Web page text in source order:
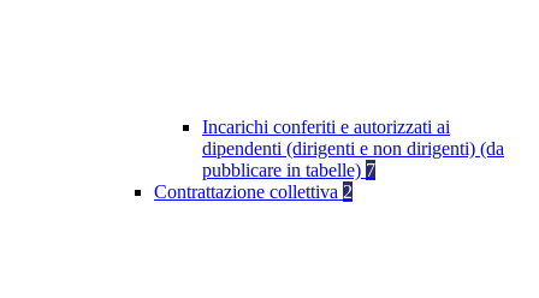
Incarichi conferiti e autorizzati ai
dipendenti (dirigenti e non dirigenti) (da
pubblicare in tabelle) 7
Contrattazione collettiva 2